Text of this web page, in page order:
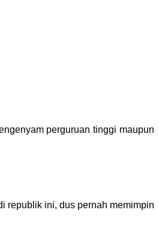
perguruan tinggi maupun
republik ini, dus pernah memimpin